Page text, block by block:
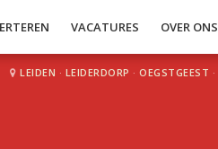
VACATURES OVER ONS
LEIDEN · LEIDERDORP · OEGSTGEEST ·